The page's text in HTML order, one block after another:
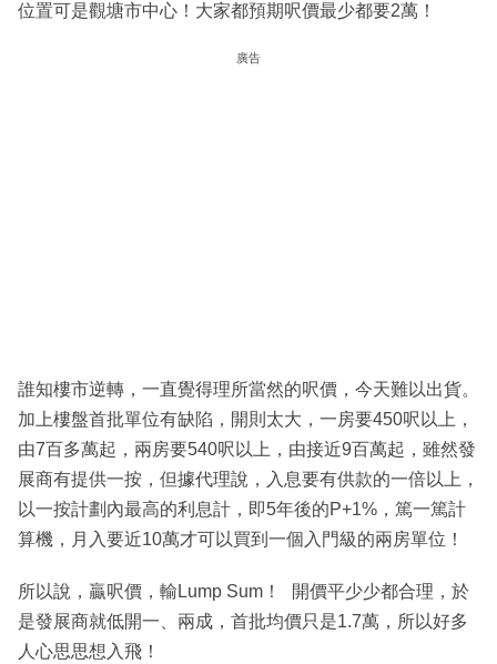
位置可是觀塘市中心！大家都預期呎價最少都要2萬！
廣告
誰知樓市逆轉，一直覺得理所當然的呎價，今天難以出貨。
加上樓盤首批單位有缺陷，開則太大，一房要450呎以上，
由7百多萬起，兩房要540呎以上，由接近9百萬起，雖然發
展商有提供一按，但據代理說，入息要有供款的一倍以上，
以一按計劃內最高的利息計，即5年後的P+1%，篤一篤計
算機，月入要近10萬才可以買到一個入門級的兩房單位！
所以說，贏呎價，輸Lump Sum！ 開價平少少都合理，於
是發展商就低開一、兩成，首批均價只是1.7萬，所以好多
人心思思想入飛！